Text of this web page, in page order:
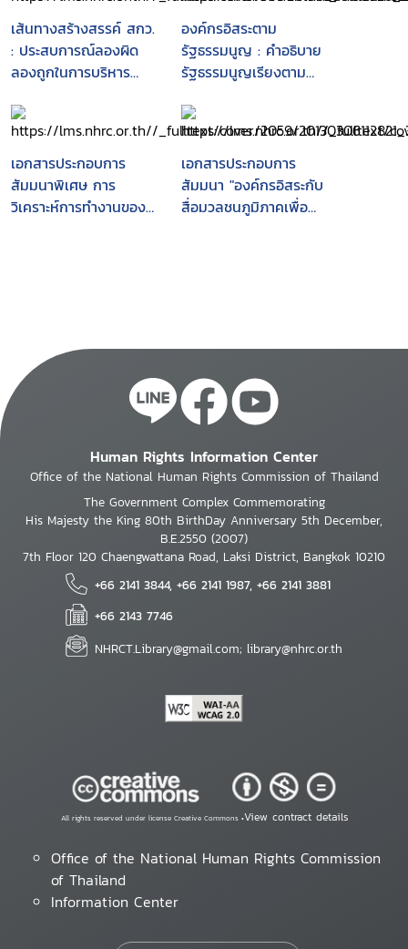
เส้นทางสร้างสรรค์ สกว.
: ประสบการณ์ลองผิด
ลองถูกในการบริหาร
องค์กรอิสระตาม
รัฐธรรมนูญ : คำอธิบาย
รัฐธรรมนูญเรียงตาม
เอกสารประกอบการ
สัมมนาพิเศษ การ
วิเคราะห์การทำงานของ
เอกสารประกอบการ
สัมมนา "องค์กรอิสระกับ
สื่อมวลชนภูมิภาคเพื่อ
ทาวเวอร์ กรุงเทพฯ
Human Rights Information Center
Office of the National Human Rights Commission of Thailand
The Government Complex Commemorating
His Majesty the King 80th BirthDay Anniversary 5th December,
B.E.2550 (2007)
7th Floor 120 Chaengwattana Road, Laksi District, Bangkok 10210
+66 2141 3844, +66 2141 1987, +66 2141 3881
+66 2143 7746
NHRCT.Library@gmail.com; library@nhrc.or.th
All rights reserved under license Creative Commons •View contract details
Office of the National Human Rights Commission
of Thailand
Information Center